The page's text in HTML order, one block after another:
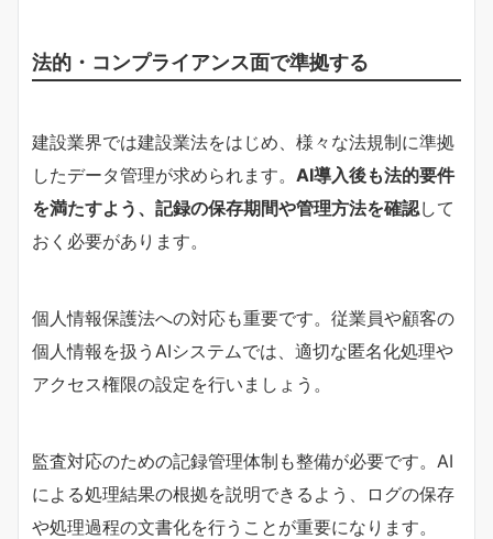
法的・コンプライアンス面で準拠する
建設業界では建設業法をはじめ、様々な法規制に準拠
したデータ管理が求められます。 AI導入後も法的要件
を満たすよう、記録の保存期間や管理方法を確認して
おく必要があります。
個人情報保護法への対応も重要です。従業員や顧客の
個人情報を扱うAIシステムでは、適切な匿名化処理や
アクセス権限の設定を行いましょう。
監査対応のための記録管理体制も整備が必要です。AI
による処理結果の根拠を説明できるよう、ログの保存
や処理過程の文書化を行うことが重要になります。